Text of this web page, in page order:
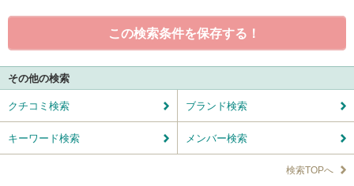
この検索条件を保存する！
その他の検索
クチコミ検索 ブランド検索
キーワード検索 メンバー検索
検索TOPへ